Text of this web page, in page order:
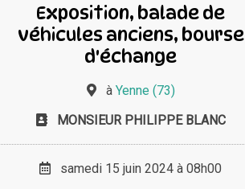
Exposition, balade de
véhicules anciens, bourse
d'échange
à Yenne (73)
MONSIEUR PHILIPPE BLANC
samedi 15 juin 2024 à 08h00